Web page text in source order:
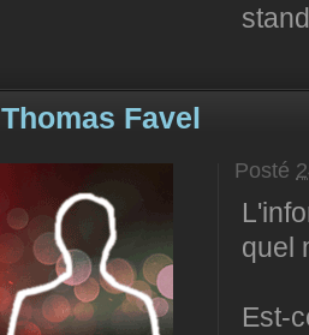
Thomas Favel
Posté
quel
Est-